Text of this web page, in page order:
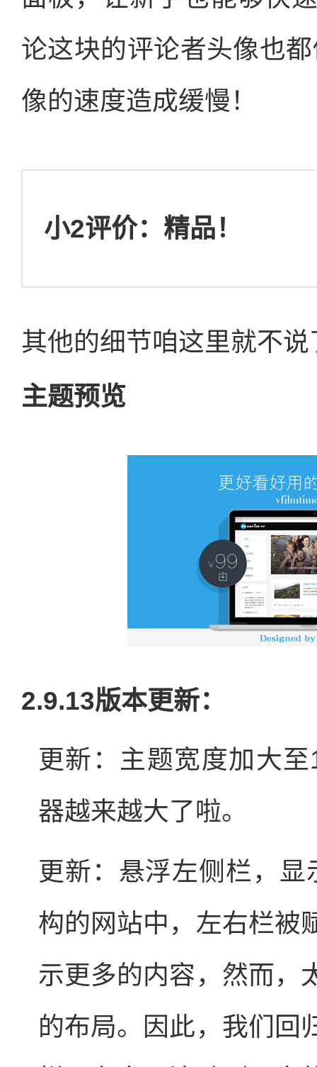
论这块的评论者头像也
像的速度造成缓慢！
小2评价：精品！
其他的细节咱这里就不
主题预览
2.9.13版本更新：
更新：主题宽度加大
器越来越大了啦。
更新：悬浮左侧栏，
构的网站中，左右栏被
示更多的内容，然而，
的布局。因此，我们回